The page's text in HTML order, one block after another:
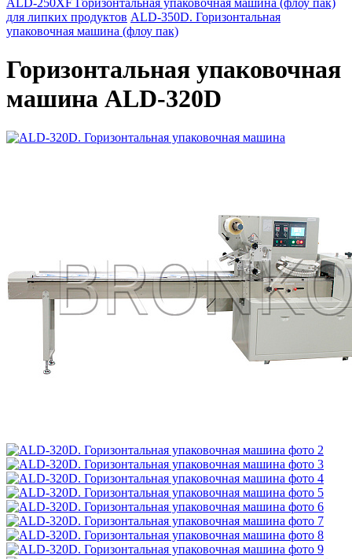
ALD-250XF Горизонтальная упаковочная машина (флоу пак)
для липких продуктов ALD-350D. Горизонтальная
упаковочная машина (флоу пак)
Горизонтальная упаковочная
машина ALD-320D